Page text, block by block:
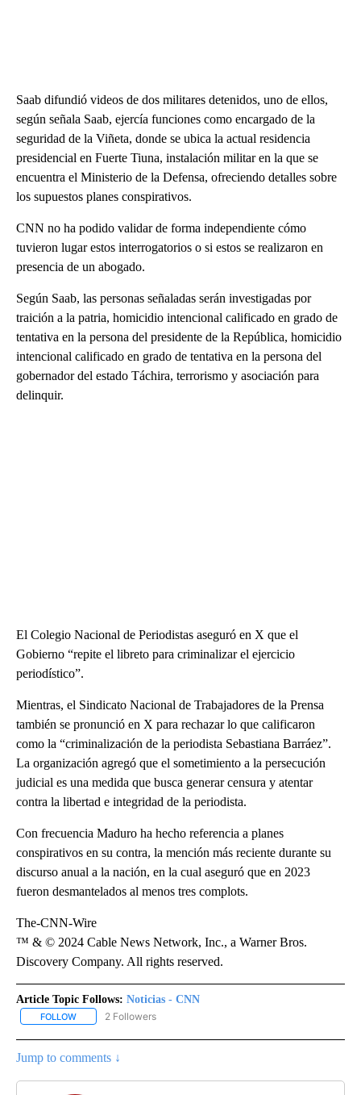
Saab difundió videos de dos militares detenidos, uno de ellos,
según señala Saab, ejercía funciones como encargado de la
seguridad de la Viñeta, donde se ubica la actual residencia
presidencial en Fuerte Tiuna, instalación militar en la que se
encuentra el Ministerio de la Defensa, ofreciendo detalles sobre
los supuestos planes conspirativos.
CNN no ha podido validar de forma independiente cómo
tuvieron lugar estos interrogatorios o si estos se realizaron en
presencia de un abogado.
Según Saab, las personas señaladas serán investigadas por
traición a la patria, homicidio intencional calificado en grado de
tentativa en la persona del presidente de la República, homicidio
intencional calificado en grado de tentativa en la persona del
gobernador del estado Táchira, terrorismo y asociación para
delinquir.
El Colegio Nacional de Periodistas aseguró en X que el
Gobierno “repite el libreto para criminalizar el ejercicio
periodístico”.
Mientras, el Sindicato Nacional de Trabajadores de la Prensa
también se pronunció en X para rechazar lo que calificaron
como la “criminalización de la periodista Sebastiana Barráez”.
La organización agregó que el sometimiento a la persecución
judicial es una medida que busca generar censura y atentar
contra la libertad e integridad de la periodista.
Con frecuencia Maduro ha hecho referencia a planes
conspirativos en su contra, la mención más reciente durante su
discurso anual a la nación, en la cual aseguró que en 2023
fueron desmantelados al menos tres complots.
The-CNN-Wire
™ & © 2024 Cable News Network, Inc., a Warner Bros.
Discovery Company. All rights reserved.
Article Topic Follows: Noticias - CNN
FOLLOW FOLLOW "NOTICIAS - CNN" TO RECEIVE NOTIFICATIONS ABOUT
2 Followers
Jump to comments ↓